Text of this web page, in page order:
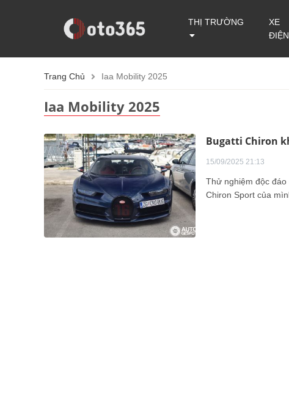
THỊ TRƯỜNG
XE
ĐIỆN
Trang Chủ Iaa Mobility 2025
Iaa Mobility 2025
Bugatti Chiron
15/09/2025 21:13
Thử nghiệm độc
Chiron Sport của